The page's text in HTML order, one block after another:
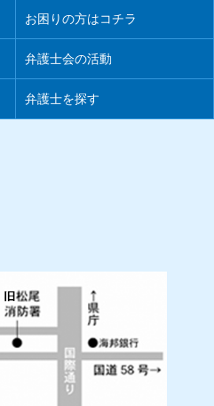
お困りの方はコチラ
弁護士会の活動
弁護士を探す